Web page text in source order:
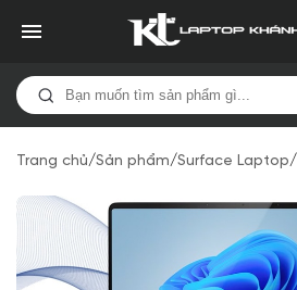
Trang chủ/Sản phẩm/Surface Laptop/